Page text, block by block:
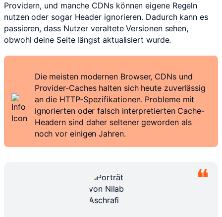
Providern, und manche CDNs können eigene Regeln
nutzen oder sogar Header ignorieren. Dadurch kann es
passieren, dass Nutzer veraltete Versionen sehen,
obwohl deine Seite längst aktualisiert wurde.
Die meisten modernen Browser, CDNs und
Provider-Caches halten sich heute zuverlässig
an die HTTP-Spezifikationen. Probleme mit
ignorierten oder falsch interpretierten Cache-
Headern sind daher seltener geworden als
noch vor einigen Jahren.